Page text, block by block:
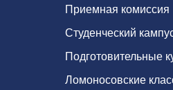
Приемная комиссия
Студенческий
Подготовительные
Ломоносовские